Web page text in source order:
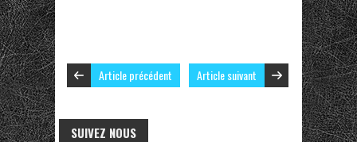
Article précédent Article suivant
SUIVEZ NOUS